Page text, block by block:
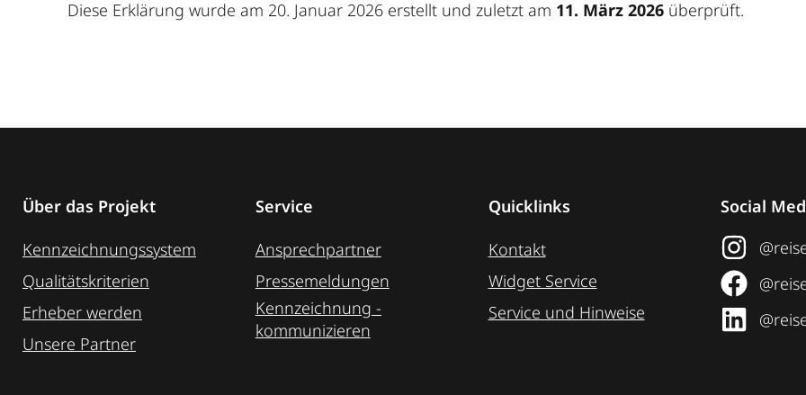
Diese Erklärung wurde am 20. Januar 2026 erstellt und zuletzt am 11. März 2026 überprüft.
Über das Projekt
Kennzeichnungssystem
Qualitätskriterien
Erheber werden
Unsere Partner
Service
Ansprechpartner
Pressemeldungen
Kennzeichnung ­
kommunizieren
Quicklinks
Kontakt
Widget Service
Service und Hinweise
Social